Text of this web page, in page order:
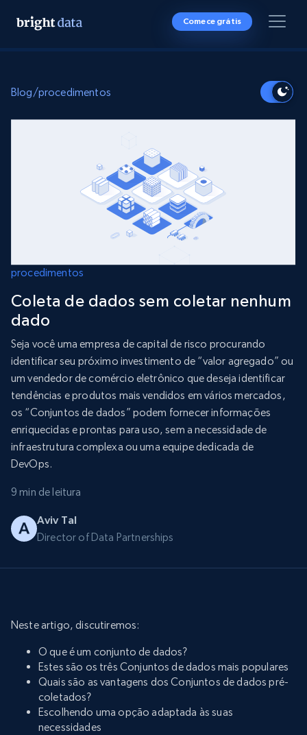
Comece grátis
Blog/procedimentos
procedimentos
Coleta de dados sem coletar nenhum
dado
Seja você uma empresa de capital de risco procurando
identificar seu próximo investimento de “valor agregado” ou
um vendedor de comércio eletrônico que deseja identificar
tendências e produtos mais vendidos em vários mercados,
os “Conjuntos de dados” podem fornecer informações
enriquecidas e prontas para uso, sem a necessidade de
infraestrutura complexa ou uma equipe dedicada de
DevOps.
9 min de leitura
Aviv Tal
Director of Data Partnerships
Neste artigo, discutiremos:
O que é um conjunto de dados?
Estes são os três Conjuntos de dados mais populares
Quais são as vantagens dos Conjuntos de dados pré-
coletados?
Escolhendo uma opção adaptada às suas
necessidades